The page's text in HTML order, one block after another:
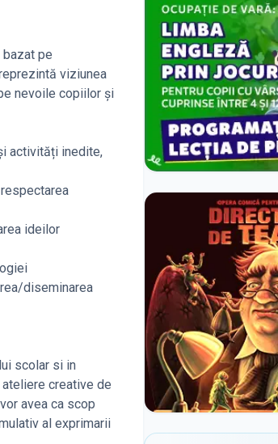
bazat pe
viziunea
nevoile copiilor și
activități inedite,
ideilor
diseminarea
scolar si in
creative de
avea ca scop
al exprimarii